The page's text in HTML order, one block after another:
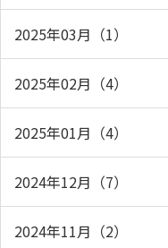
2025年03月（1）
2025年02月（4）
2025年01月（4）
2024年12月（7）
2024年11月（2）